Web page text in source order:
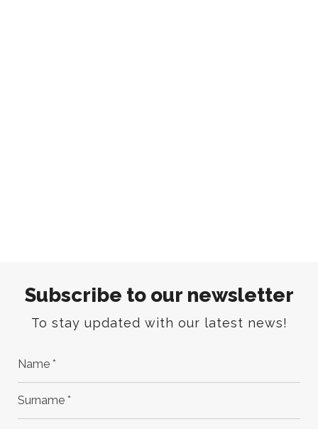
Subscribe to our newsletter
To stay updated with our latest news!